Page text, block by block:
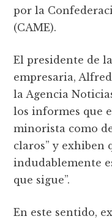
por la
(CAME).
El presidente de
empresaria,
la Agencia
los informes que
minorista como
claros” y exhiben
indudablemente
que sigue”.
En este sentido,